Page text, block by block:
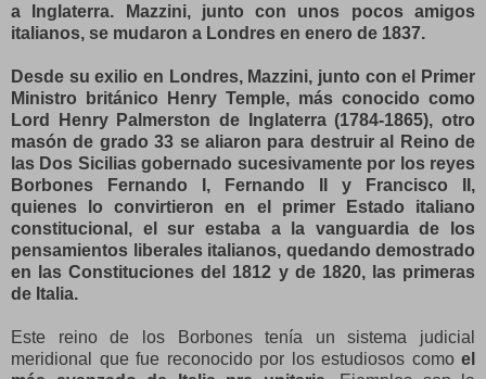
a Inglaterra. Mazzini, junto con unos pocos amigos
italianos, se mudaron a Londres en enero de 1837.
Desde su exilio en Londres, Mazzini, junto con el Primer
Ministro británico Henry Temple, más conocido como
Lord Henry Palmerston de Inglaterra (1784-1865), otro
masón de grado 33 se aliaron para destruir al Reino de
las Dos Sicilias gobernado sucesivamente por los reyes
Borbones Fernando I,
Fernando II y Francisco II,
quienes lo convirtieron en el primer Estado italiano
constitucional, el sur estaba a la vanguardia de los
pensamientos liberales italianos, quedando demostrado
en las Constituciones del 1812 y de 1820, las primeras
de Italia.
Este reino de los Borbones tenía un sistema judicial
meridional que fue reconocido por los estudiosos como el